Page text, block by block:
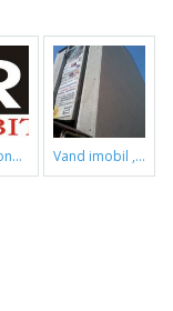
vand imobil ,790m,piata gorjului,pret negociabil